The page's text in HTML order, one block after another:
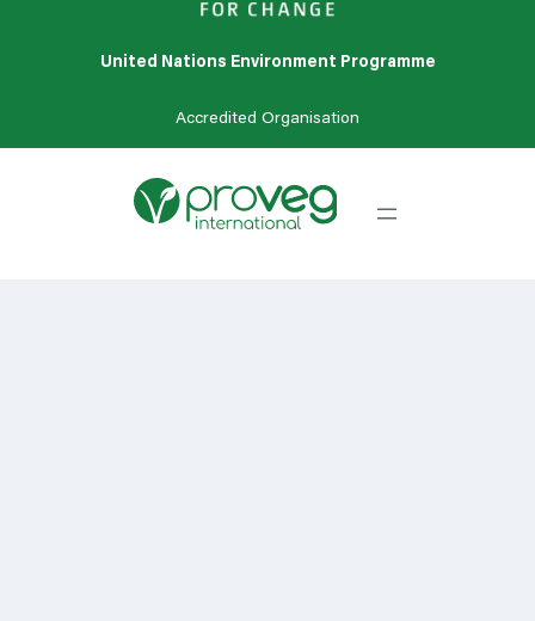
United Nations Environment Programme
Accredited Organisation